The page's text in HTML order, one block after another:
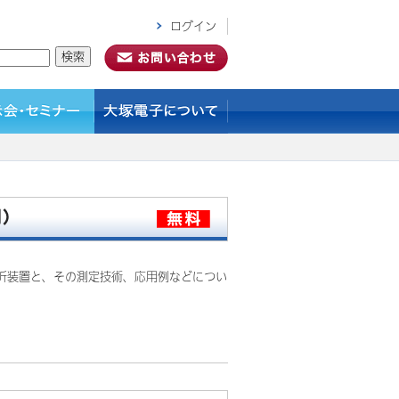
ログイン
置と、その測定技術、応用例などについ